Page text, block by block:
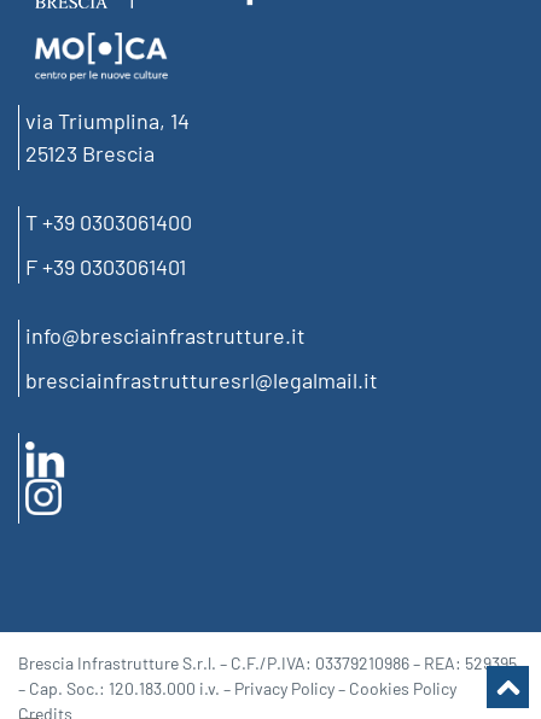
via Triumplina, 14
25123 Brescia
T +39 0303061400
F +39 0303061401
info@bresciainfrastrutture.it
bresciainfrastrutturesrl@legalmail.it
Brescia Infrastrutture S.r.l. – C.F./P.IVA: 03379210986 – REA: 529395
– Cap. Soc.: 120.183.000 i.v. – Privacy Policy– Cookies Policy
Credits